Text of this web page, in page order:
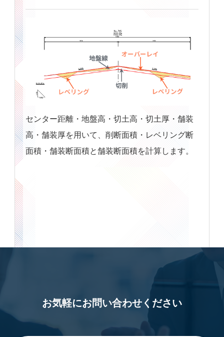
センター距離・地盤高・切土高・切土厚・舗装
高・舗装厚を用いて、削断面積・レベリング断
面積・舗装断面積と舗装断面積を計算します。
お気軽にお問い合わせください